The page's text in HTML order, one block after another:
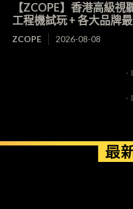
【ZCOPE】香港高級
工程機試玩 + 各大品牌
ZCOPE 2026-08-08
-
-
最